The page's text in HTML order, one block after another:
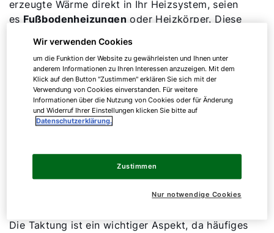
erzeugte Wärme direkt in Ihr Heizsystem, seien
es Fußbodenheizungen oder Heizkörper. Diese
auch Nachteile mit sich bringen.
Ein wesentlicher Punkt ist das Management von
Temperaturschwankungen. Da die Wärmepumpe
die Wärme direkt ins Heizsystem leitet, kann es
zu kurzfristigen Temperaturänderungen kommen.
stark schwankt, muss die Wärmepumpe ihre
Leistung entsprechend anpassen. Dies kann zu
häufigeren Start- und Stopp-Vorgängen führen,
Die Taktung ist ein wichtiger Aspekt, da häufiges
Wir verwenden Cookies
um die Funktion der Website zu gewährleisten und Ihnen unter
anderem Informationen zu Ihren Interessen anzuzeigen. Mit dem
Klick auf den Button "Zustimmen" erklären Sie sich mit der
Verwendung von Cookies einverstanden. Für weitere
Informationen über die Nutzung von Cookies oder für Änderung
und Widerruf Ihrer Einstellungen klicken Sie bitte auf
Datenschutzerklärung.
Nur notwendige Cookies
Zustimmen